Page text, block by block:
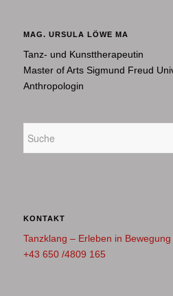
MAG. URSULA LÖWE MA
Tanz- und Kunsttherapeutin
Master of Arts Sigmund Freud
Anthropologin
KONTAKT
Tanzklang – Erleben in Bewegung
+43 650 /4809 165